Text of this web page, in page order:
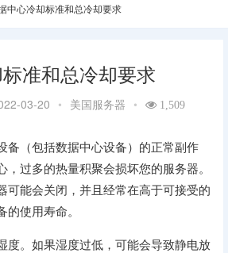
中心冷却标准和总冷却要求
准和总冷却要求
03-20 • 美国服务器 • 1,509
备（包括数据中心设备）的正常副作
，过多的热量积聚会损坏您的服务器。
可能会关闭，并且经常在高于可接受的
使用寿命。
度。如果湿度过低，可能会导致静电放